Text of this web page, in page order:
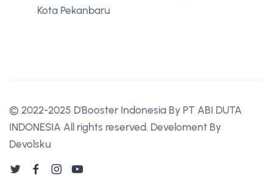
Kota Pekanbaru
© 2022-2025 D'Booster Indonesia By PT ABI DUTA
INDONESIA All rights reserved. Develoment By
Devolsku